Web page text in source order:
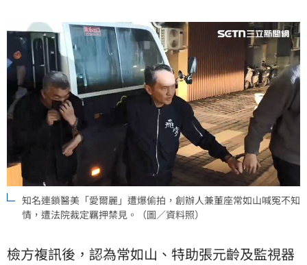
知名連鎖醫美「愛爾麗」遭爆偷拍，創辦人兼董座常如山喊冤不知
情，遭法院裁定羈押禁見。（圖／資料照）
檢方複訊後，認為常如山、特助張元齡及監視器